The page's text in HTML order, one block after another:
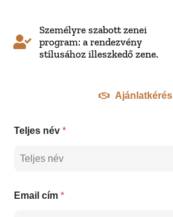
Személyre szabott zenei
program: a rendezvény
stílusához illeszkedő zene.
Ajánlatkérés
*
e
s
Teljes név*
Email cím*